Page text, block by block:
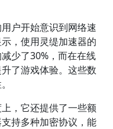
户开始意识到网络速
，使用灵缇加速器的
少了30%，而在在线
了游戏体验。这些数
，它还提供了一些额
持多种加密协议，能